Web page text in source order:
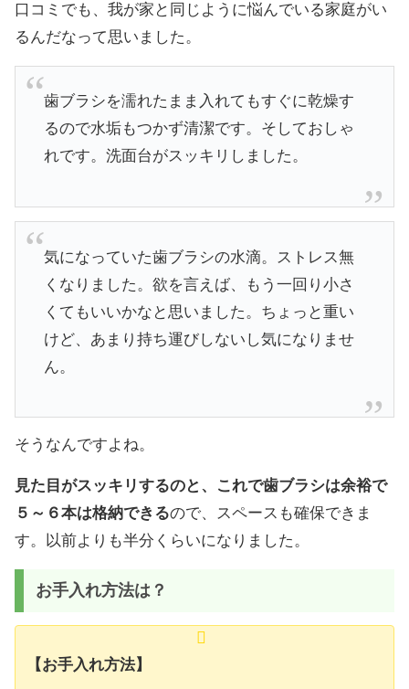
口コミでも、我が家と同じように悩んでいる家庭がい
るんだなって思いました。
歯ブラシを濡れたまま入れてもすぐに乾燥す
るので水垢もつかず清潔です。そしておしゃ
れです。洗面台がスッキリしました。
気になっていた歯ブラシの水滴。ストレス無
くなりました。欲を言えば、もう一回り小さ
くてもいいかなと思いました。ちょっと重い
けど、あまり持ち運びしないし気になりませ
ん。
そうなんですよね。
見た目がスッキリするのと、これで歯ブラシは余裕で
５～６本は格納できるので、スペースも確保できま
す。以前よりも半分くらいになりました。
お手入れ方法は？
【お手入れ方法】